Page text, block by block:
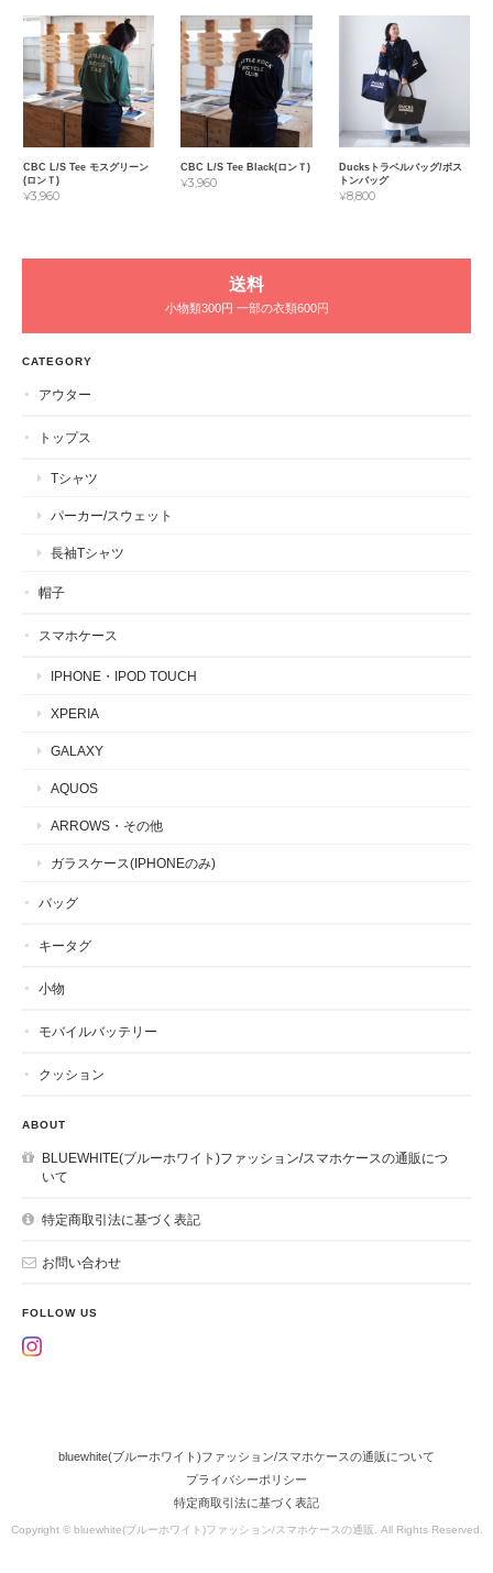
CBC L/S Tee モスグリーン
(ロンＴ)
¥3,960
CBC L/S Tee Black(ロンＴ)
¥3,960
Ducksトラベルバッグ/ボス
トンバッグ
¥8,800
送料
小物類300円 一部の衣類600円
CATEGORY
アウター
トップス
Tシャツ
パーカー/スウェット
長袖Tシャツ
帽子
スマホケース
IPHONE・IPOD TOUCH
XPERIA
GALAXY
AQUOS
ARROWS・その他
ガラスケース(IPHONEのみ)
バッグ
キータグ
小物
モバイルバッテリー
クッション
ABOUT
BLUEWHITE(ブルーホワイト)ファッション/スマホケースの通販につ
いて
特定商取引法に基づく表記
お問い合わせ
FOLLOW US
bluewhite(ブルーホワイト)ファッション/スマホケースの通販について
プライバシーポリシー
特定商取引法に基づく表記
Copyright © bluewhite(ブルーホワイト)ファッション/スマホケースの通販. All Rights Reserved.